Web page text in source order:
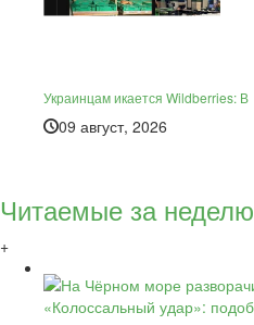
Украинцам икается Wildberries: В
09 август, 2026
Читаемые за неделю
+